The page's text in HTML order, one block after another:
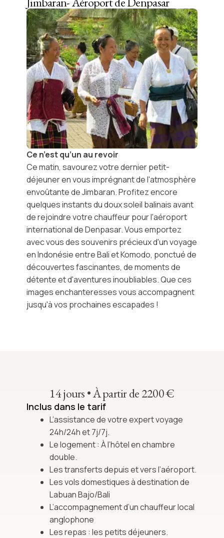
Ce n’est qu’un au revoir
Ce matin, savourez votre dernier petit-
déjeuner en vous imprégnant de l'atmosphère
envoûtante de Jimbaran. Profitez encore
quelques instants du doux soleil balinais avant
de rejoindre votre chauffeur pour l'aéroport
international de Denpasar. Vous emportez
avec vous des souvenirs précieux d'unvoyage
en Indonésieentre Bali et Komodo, ponctué de
découvertes fascinantes, de moments de
détente et d'aventures inoubliables. Que ces
images enchanteresses vous accompagnent
jusqu'à vos prochaines escapades !
14 jours•À partir de 2200 €
Inclus dans le tarif
L’assistance de votre expert voyage
24h/24h et 7j/7j.
Le logement : À l’hôtel en chambre
double.
Les transferts depuis et vers l’aéroport.
Les vols domestiques à destination de
Labuan Bajo/Bali
L’accompagnement d’un chauffeur local
anglophone
Les repas : les petits déjeuners.